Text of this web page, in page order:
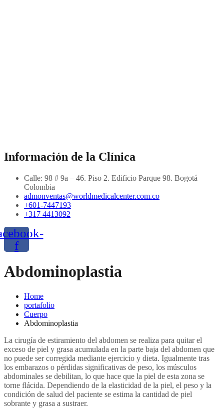
Información de la Clínica
Calle: 98 # 9a – 46. Piso 2. Edificio Parque 98. Bogotá
Colombia
admonventas@worldmedicalcenter.com.co
+601-7447193
+317 4413092
f
Abdominoplastia
Home
portafolio
Cuerpo
Abdominoplastia
La cirugía de estiramiento del abdomen se realiza para quitar el
exceso de piel y grasa acumulada en la parte baja del abdomen que
no puede ser corregida mediante ejercicio y dieta. Igualmente tras
los embarazos o pérdidas significativas de peso, los músculos
abdominales se debilitan, lo que hace que la piel de esta zona se
torne flácida. Dependiendo de la elasticidad de la piel, el peso y la
condición de salud del paciente se estima la cantidad de piel
sobrante y grasa a sustraer.